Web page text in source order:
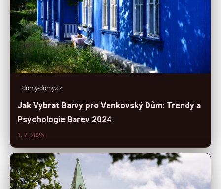
domy-domy.cz
Jak Vybrat Barvy pro Venkovský Dům: Trendy a
Psychologie Barev 2024
1. 7. 2026